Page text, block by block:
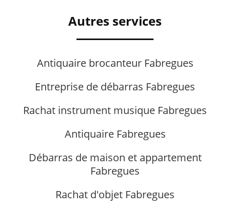
Autres services
Antiquaire brocanteur Fabregues
Entreprise de débarras Fabregues
Rachat instrument musique Fabregues
Antiquaire Fabregues
Débarras de maison et appartement
Fabregues
Rachat d'objet Fabregues